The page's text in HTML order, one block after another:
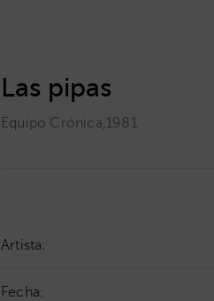
Las pipas
Equipo Crónica,1981
Artista:
Fecha: